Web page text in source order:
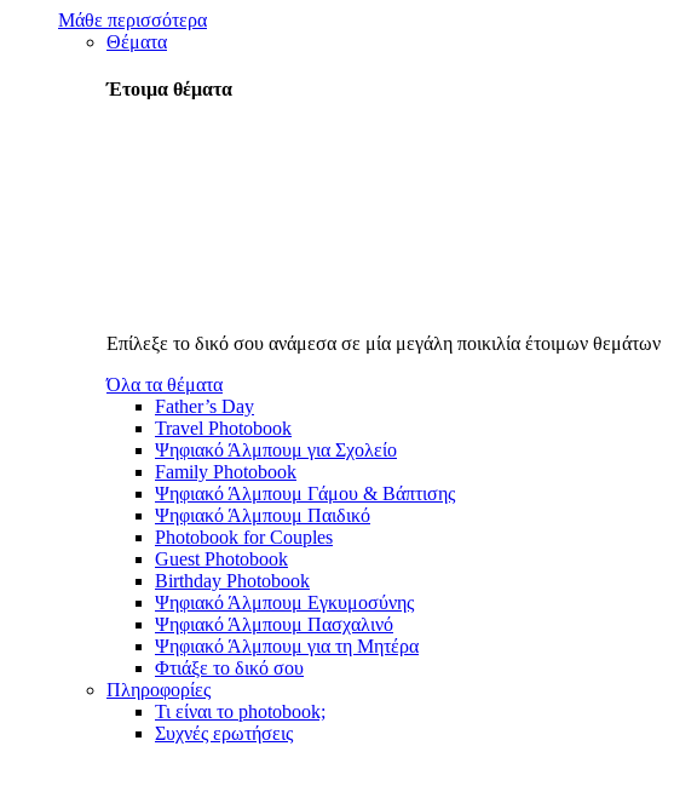
Μάθε περισσότερα
Θέματα
Έτοιμα θέματα
Επίλεξε το δικό σου ανάμεσα σε μία μεγάλη ποικιλία έτοιμων θεμάτων
Όλα τα θέματα
Father’s Day
Travel Photobook
Ψηφιακό Άλμπουμ για Σχολείο
Family Photobook
Ψηφιακό Άλμπουμ Γάμου & Βάπτισης
Ψηφιακό Άλμπουμ Παιδικό
Photobook for Couples
Guest Photobook
Birthday Photobook
Ψηφιακό Άλμπουμ Εγκυμοσύνης
Ψηφιακό Άλμπουμ Πασχαλινό
Ψηφιακό Άλμπουμ για τη Μητέρα
Φτιάξε το δικό σου
Πληροφορίες
Τι είναι το photobook;
Συχνές ερωτήσεις